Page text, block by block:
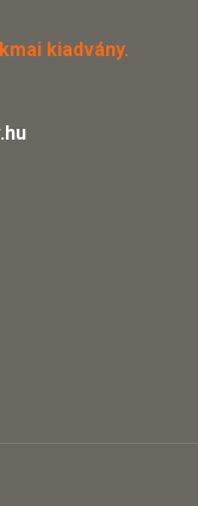
kiadvány.